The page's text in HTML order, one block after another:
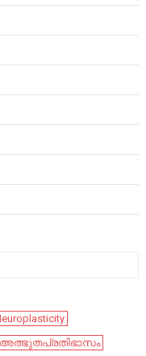
അത്ഭുതപ്രതിഭാസം